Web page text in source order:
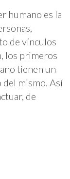
humano es la
de vínculos
los primeros
tienen un
mismo. Así
de